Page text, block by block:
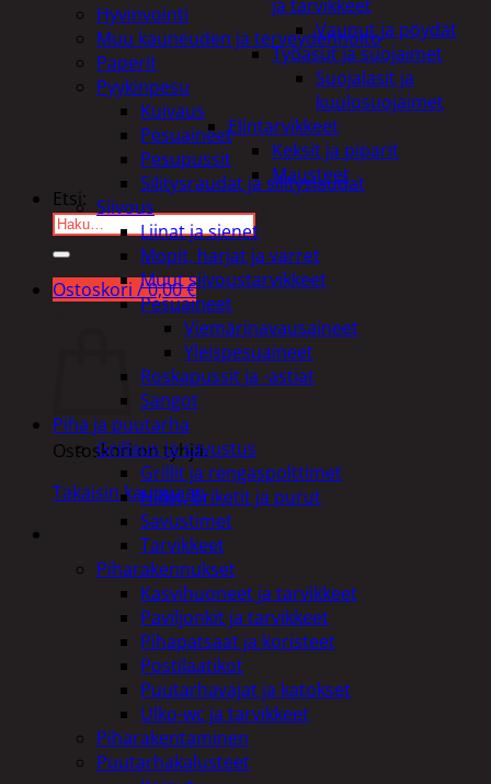
ja tarvikkeet
Vaunut ja pöydät
Työasut ja suojaimet
Suojalasit ja
kuulosuojaimet
Elintarvikkeet
Keksit ja piparit
Mausteet
Etsi:
Ostoskori /0,00€
Ostoskori on tyhjä.
Takaisin kauppaan
Hyvinvointi
Muu kauneuden ja terveydenhoito
Paperit
Pyykinpesu
Kuivaus
Pesuaineet
Pesupussit
Silitysraudat ja silityslaudat
Siivous
Liinat ja sienet
Mopit, harjat ja varret
Muut siivoustarvikkeet
Pesuaineet
Viemärinavausaineet
Yleispesuaineet
Roskapussit ja -astiat
Sangot
Piha ja puutarha
Grillaus ja savustus
Grillit ja rengaspolttimet
Hiilet, briketit ja purut
Savustimet
Tarvikkeet
Piharakennukset
Kasvihuoneet ja tarvikkeet
Paviljonkit ja tarvikkeet
Pihapatsaat ja koristeet
Postilaatikot
Puutarhavajat ja katokset
Ulko-wc ja tarvikkeet
Piharakentaminen
Puutarhakalusteet